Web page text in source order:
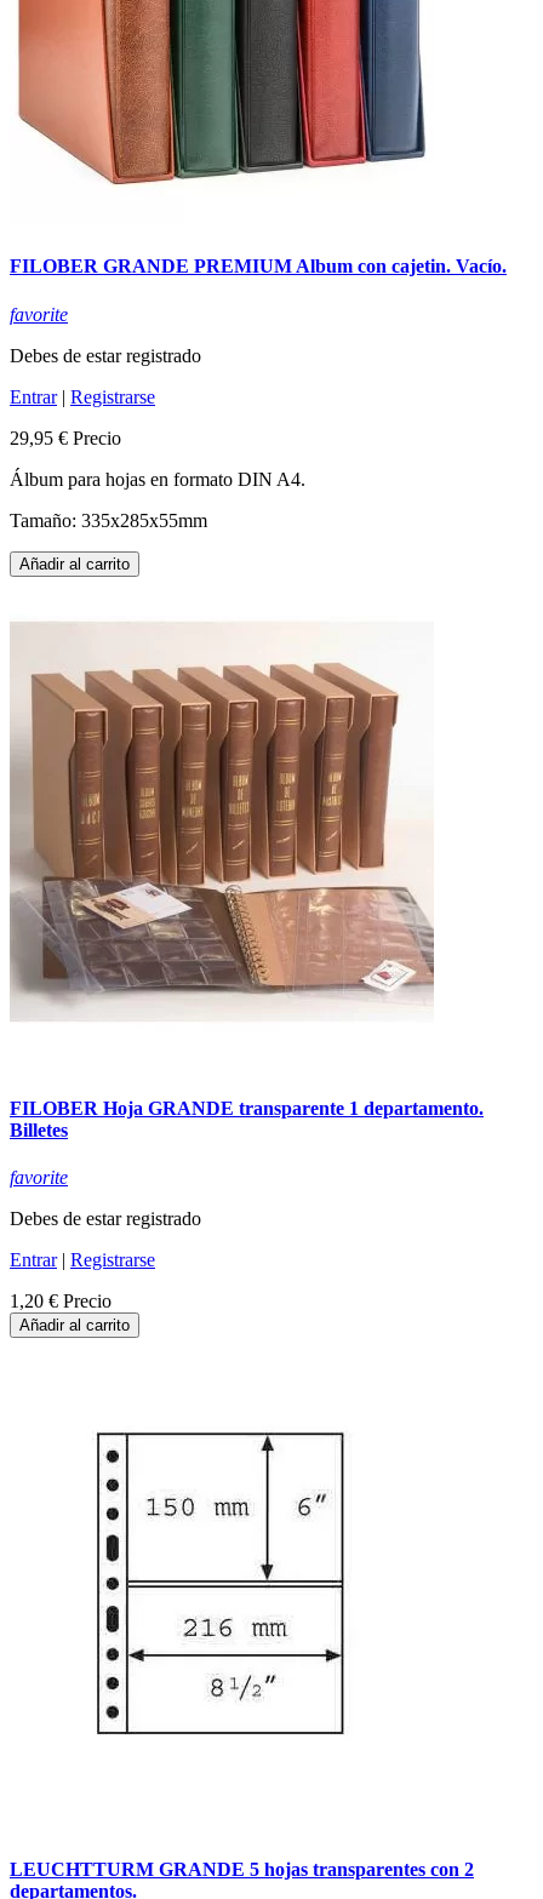
FILOBER GRANDE PREMIUM Album con cajetin. Vacío.
favorite
Debes de estar registrado
Entrar| Registrarse
29,95 € Precio
Álbum para hojas en formato DIN A4.
Tamaño: 335x285x55mm
Añadir al carrito
FILOBER Hoja GRANDE transparente 1 departamento.
Billetes
favorite
Debes de estar registrado
Entrar| Registrarse
1,20 € Precio
Añadir al carrito
LEUCHTTURM GRANDE 5 hojas transparentes con 2
departamentos.